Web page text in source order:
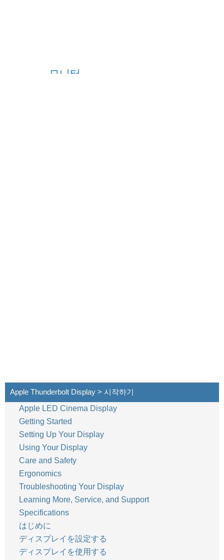
60 한국어
모니터
Apple Thunderbolt Display > 시작하기
Apple LED Cinema Display
Getting Started
Setting Up Your Display
Using Your Display
Care and Safety
Ergonomics
Troubleshooting Your Display
Learning More, Service, and Support
Specifications
はじめに
ディスプレイを設定する
ディスプレイを使用する